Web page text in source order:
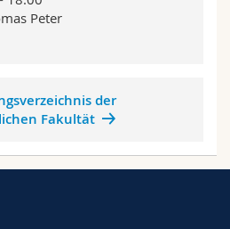
Peter
der
Fakultät